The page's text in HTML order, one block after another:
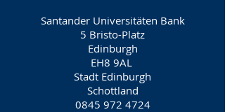
Santander Universitäten Bank
5 Bristo-Platz
Edinburgh
EH8 9AL
Stadt Edinburgh
Schottland
0845 972 4724